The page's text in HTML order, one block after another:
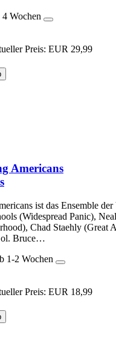
Wochen
Preis: EUR 29,99
Americans
ist das Ensemble der
(Widespread Panic),
Chad Staehly (Great
Bruce…
1-2 Wochen
Preis: EUR 18,99